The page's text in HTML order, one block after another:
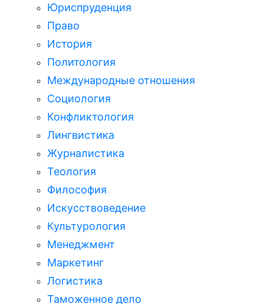
Юриспруденция
Право
История
Политология
Международные отношения
Социология
Конфликтология
Лингвистика
Журналистика
Теология
Философия
Искусствоведение
Культурология
Менеджмент
Маркетинг
Логистика
Таможенное дело